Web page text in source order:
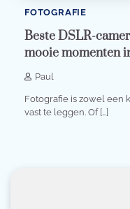
FOTOGRAFIE
Beste DSLR-
mooie momenten
Paul
Fotografie is zowel een
vast te leggen. Of […]